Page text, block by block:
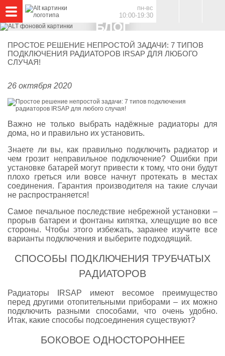
перейти в магазин
пн-вс
10:00-19:30
БЛОГ
ПРОСТОЕ РЕШЕНИЕ НЕПРОСТОЙ ЗАДАЧИ: 7 ТИПОВ
ПОДКЛЮЧЕНИЯ РАДИАТОРОВ IRSAP ДЛЯ ЛЮБОГО
СЛУЧАЯ!
26 октября 2020
Важно не только выбрать надёжные радиаторы для
дома, но и правильно их установить.
Знаете ли вы, как правильно подключить радиатор и
чем грозит неправильное подключение? Ошибки при
установке батарей могут привести к тому, что они будут
плохо греться или вовсе начнут протекать в местах
соединения. Гарантия производителя на такие случаи
не распространяется!
Самое печальное последствие небрежной установки –
прорыв батареи и фонтаны кипятка, хлещущие во все
стороны. Чтобы этого избежать, заранее изучите все
варианты подключения и выберите подходящий.
СПОСОБЫ ПОДКЛЮЧЕНИЯ ТРУБЧАТЫХ
РАДИАТОРОВ
Радиаторы IRSAP имеют весомое преимущество
перед другими отопительными приборами – их можно
подключить разными способами, что очень удобно.
Итак, какие способы подсоединения существуют?
БОКОВОЕ ОДНОСТОРОННЕЕ